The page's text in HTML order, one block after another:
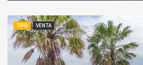
TIPO VENTA